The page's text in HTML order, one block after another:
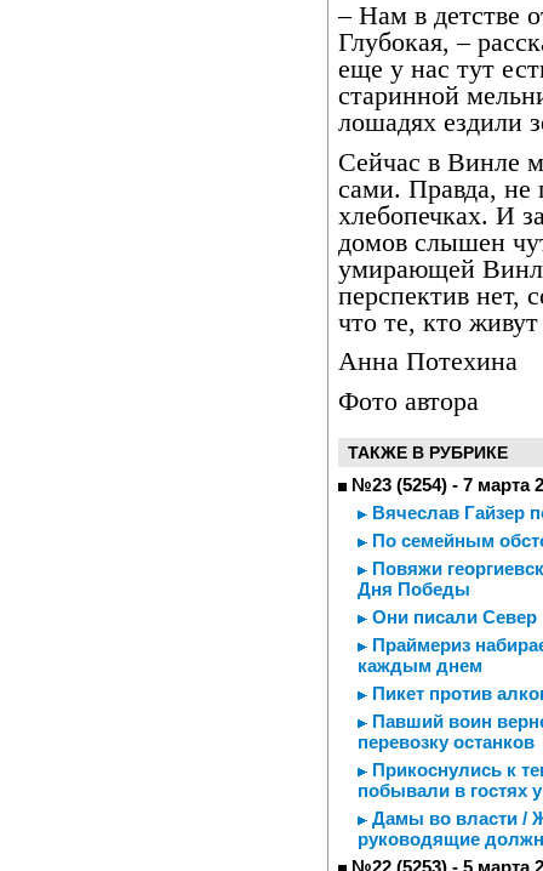
– Нам в детстве
Глубокая, –
еще у нас тут
старинной
лошадях ездили
Сейчас в Винле
сами. Правда, не
хлебопечках. И
домов слышен
умирающей
перспектив нет,
что те, кто
Анна Потехина
Фото автора
ТАКЖЕ В РУБРИКЕ
№23 (5254) - 7 марта
Вячеслав Гайзер
По семейным
Повяжи
Дня Победы
Они писали Север
Праймериз
каждым днем
Пикет против
Павший воин
перевозку останков
Прикоснулись к
побывали в гостях
Дамы во власти /
руководящие
№22 (5253) - 5 марта